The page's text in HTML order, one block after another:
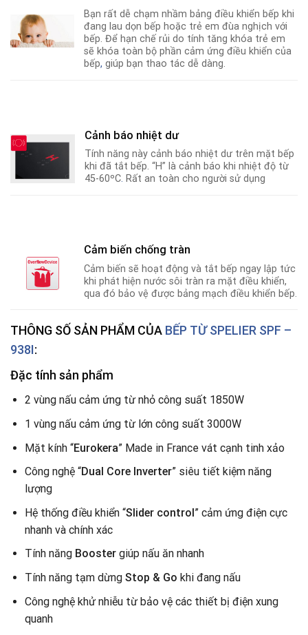
Bạn rất dễ chạm nhầm bảng điều khiển bếp khi
đang lau dọn bếp hoặc trẻ em đùa nghịch với
bếp. Để hạn chế rủi do tính tăng khóa trẻ em
sẽ khóa toàn bộ phần cảm ứng điều khiển của
bếp, giúp bạn thao tác dễ dàng.
Cảnh báo nhiệt dư
Tính năng này cảnh báo nhiệt dư trên mặt bếp
khi đã tắt bếp. “H” là cảnh báo khi nhiệt độ từ
45-60ºC. Rất an toàn cho người sử dụng
Cảm biến chống tràn
Cảm biến sẽ hoạt động và tắt bếp ngay lập tức
khi phát hiện nước sôi tràn ra mặt điều khiển,
qua đó bảo vệ được bảng mạch điều khiển bếp.
THÔNG SỐ SẢN PHẨM CỦA BẾP TỪ SPELIER SPF –
938I:
Đặc tính sản phẩm
2 vùng nấu cảm ứng từ nhỏ công suất 1850W
1 vùng nấu cảm ứng từ lớn công suất 3000W
Mặt kính “Eurokera” Made in France vát cạnh tinh xảo
Công nghệ “Dual Core Inverter” siêu tiết kiệm năng
lượng
Hệ thống điều khiển “Slider control” cảm ứng điện cực
nhanh và chính xác
Tính năng Boostergiúp nấu ăn nhanh
Tính năng tạm dừng Stop & Go khi đang nấu
Công nghệ khử nhiễu từ bảo vệ các thiết bị điện xung
quanh